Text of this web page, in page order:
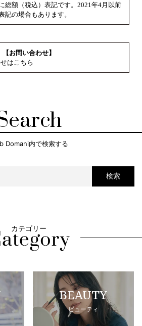
総額（税込）表記です。2021年4月以前
記の場合もあります。
【お問い合わせ】
はこちら
Domani内で検索する
検索
カテゴリー
BEAUTY
ビューティ